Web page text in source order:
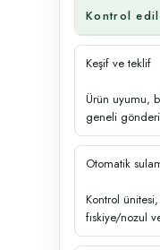
Kontrol
Keşif ve teklif
Ürün uyumu,
geneli
Otomatik
Kontrol
fıskiye/nozul